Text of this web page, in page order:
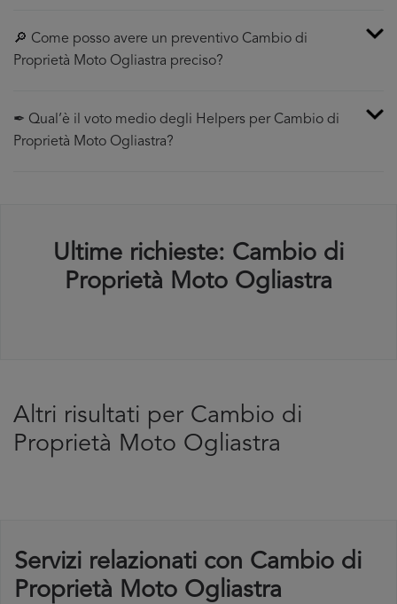
🔎 Come posso avere un preventivo Cambio di
Proprietà Moto Ogliastra preciso?
✒ Qual’è il voto medio degli Helpers per Cambio di
Proprietà Moto Ogliastra?
Ultime richieste: Cambio di
Proprietà Moto Ogliastra
Altri risultati per Cambio di
Proprietà Moto Ogliastra
Servizi relazionati con Cambio di
Proprietà Moto Ogliastra